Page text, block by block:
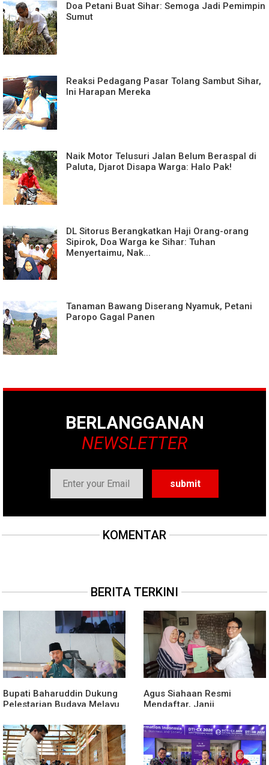
Doa Petani Buat Sihar: Semoga Jadi Pemimpin
Sumut
Reaksi Pedagang Pasar Tolang Sambut Sihar,
Ini Harapan Mereka
Naik Motor Telusuri Jalan Belum Beraspal di
Paluta, Djarot Disapa Warga: Halo Pak!
DL Sitorus Berangkatkan Haji Orang-orang
Sipirok, Doa Warga ke Sihar: Tuhan
Menyertaimu, Nak...
Tanaman Bawang Diserang Nyamuk, Petani
Paropo Gagal Panen
BERLANGGANAN
NEWSLETTER
KOMENTAR
BERITA TERKINI
Bupati Baharuddin Dukung
Pelestarian Budaya Melayu
Jilid 7
Agus Siahaan Resmi
Mendaftar, Janji
Lomba Karya Tulis Se-Sumut